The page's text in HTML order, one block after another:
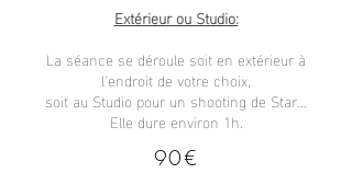
Extérieur ou Studio:
La séance se déroule soit en extérieur à
l'endroit de votre choix,
soit au Studio pour un shooting de Star...
Elle dure environ 1h.
90€